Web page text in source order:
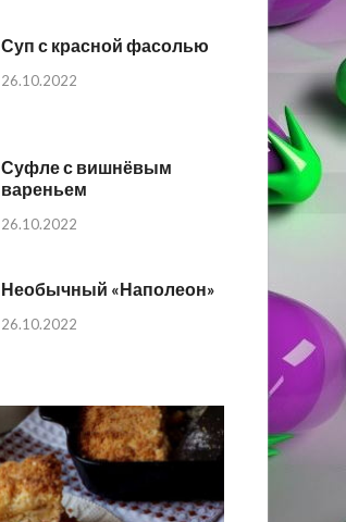
Суп с красной фасолью
26.10.2022
Суфле с вишнёвым
вареньем
26.10.2022
Необычный «Наполеон»
26.10.2022